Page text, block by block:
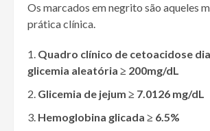
Os marcados em negrito são aqueles
prática clínica.
Quadro clínico de cetoacidose
glicemia aleatória ≥ 200mg/dL
Glicemia de jejum ≥ 7.0126 mg/dL
Hemoglobina glicada ≥ 6.5%